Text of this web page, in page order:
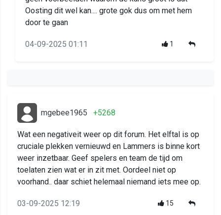
Oosting dit wel kan.... grote gok dus om met hem
door te gaan
04-09-2025 01:11 1
mgebee1965 +5268
Wat een negativeit weer op dit forum. Het elftal is op
cruciale plekken vernieuwd en Lammers is binne kort
weer inzetbaar. Geef spelers en team de tijd om
toelaten zien wat er in zit met. Oordeel niet op
voorhand.. daar schiet helemaal niemand iets mee op.
03-09-2025 12:19 15